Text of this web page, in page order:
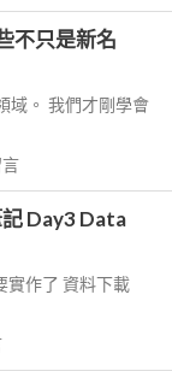
不只是新名
域。 我們才剛學會
Day3 Data
實作了 資料下載